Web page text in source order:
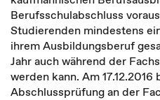
Berufsschulabschluss
Studierenden mindestens
ihrem Ausbildungsberuf
Jahr auch während der
werden kann. Am
Abschlussprüfung an der